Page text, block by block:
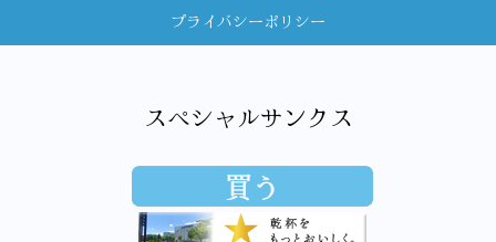
プライバシーポリシー
スペシャルサンクス